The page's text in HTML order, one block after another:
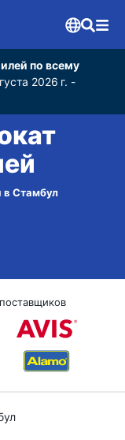
по всему
2026 г. -
в Стамбул